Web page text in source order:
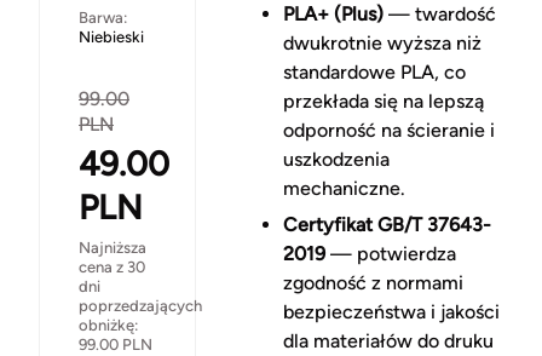
Barwa:
Niebieski
99.00
PLN
49.00
PLN
Najniższa
cena z 30
dni
poprzedzających
obniżkę:
99.00 PLN
PLA+ (Plus)— twardość
dwukrotnie wyższa niż
standardowe PLA, co
przekłada się na lepszą
odporność na ścieranie i
uszkodzenia
mechaniczne.
Certyfikat GB/T 37643-
2019— potwierdza
zgodność z normami
bezpieczeństwa i jakości
dla materiałów do druku